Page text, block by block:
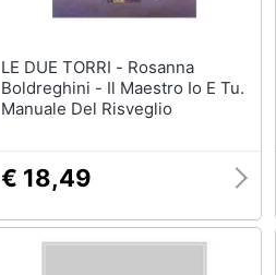
LE DUE TORRI - Rosanna
Boldreghini - Il Maestro Io E Tu.
Manuale Del Risveglio
€ 18,49